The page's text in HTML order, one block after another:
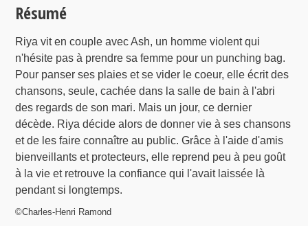
Résumé
Riya vit en couple avec Ash, un homme violent qui
n'hésite pas à prendre sa femme pour un punching bag.
Pour panser ses plaies et se vider le coeur, elle écrit des
chansons, seule, cachée dans la salle de bain à l'abri
des regards de son mari. Mais un jour, ce dernier
décède. Riya décide alors de donner vie à ses chansons
et de les faire connaître au public. Grâce à l'aide d'amis
bienveillants et protecteurs, elle reprend peu à peu goût
à la vie et retrouve la confiance qui l'avait laissée là
pendant si longtemps.
©Charles-Henri Ramond